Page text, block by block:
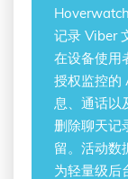
Hoverwatch
记录 Viber
在设备使用
授权监控的
息、通话以
删除聊天记
留。活动数
为轻量级后